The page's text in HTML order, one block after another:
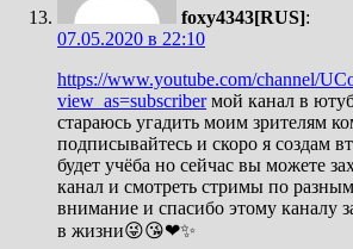
foxy4343[RUS]:
07.05.2020 в 22:10
https://www.youtube.com/channel/
view_as=subscriberмой канал в
стараюсь угадить моим зрителям
подписывайтесь и скоро я создам
будет учёба но сейчас вы можете
канал и смотреть стримы по
внимание и спасибо этому каналу
в жизни😜😘❤✨